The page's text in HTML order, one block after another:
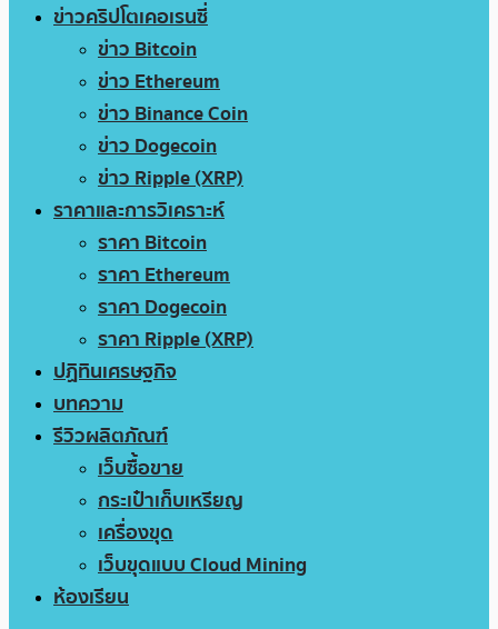
ข่าวคริปโตเคอเรนซี่
ข่าว Bitcoin
ข่าว Ethereum
ข่าว Binance Coin
ข่าว Dogecoin
ข่าว Ripple (XRP)
ราคาและการวิเคราะห์
ราคา Bitcoin
ราคา Ethereum
ราคา Dogecoin
ราคา Ripple (XRP)
ปฏิทินเศรษฐกิจ
บทความ
รีวิวผลิตภัณฑ์
เว็บซื้อขาย
กระเป๋าเก็บเหรียญ
เครื่องขุด
เว็บขุดแบบ Cloud Mining
ห้องเรียน